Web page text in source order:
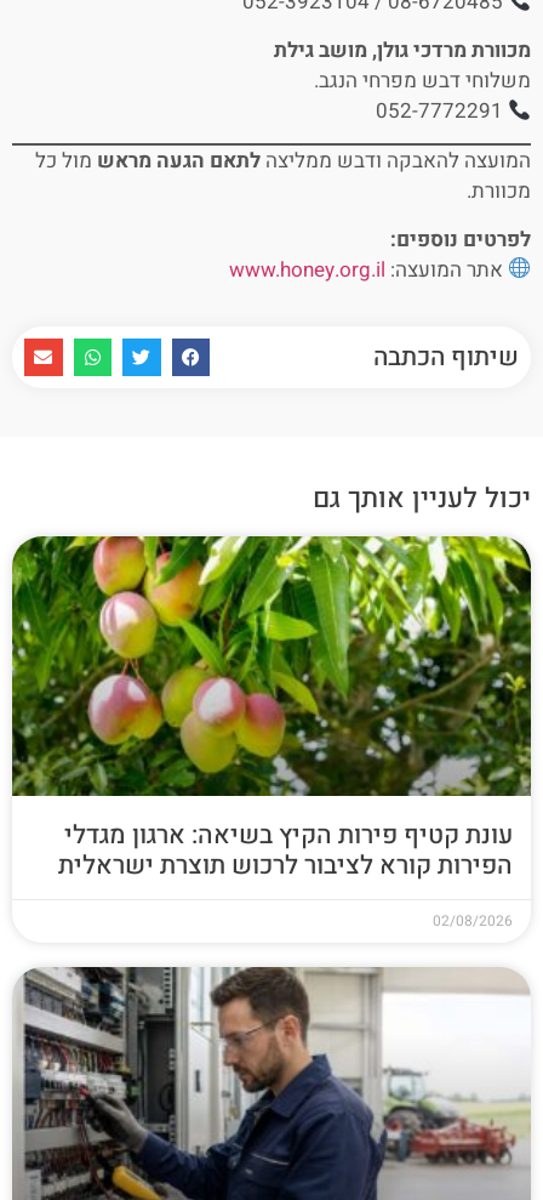
מכוורת מרדכי גולן, מושב גילת
משלוחי דבש מפרחי הנגב.
המועצה להאבקה ודבש ממליצה לתאם הגעה מראש מול כל
מכוורת.
לפרטים נוספים:
אתר המועצה: www.honey.org.il
שיתוף הכתבה
יכול לעניין אותך גם
עונת קטיף פירות הקיץ בשיאה: ארגון מגדלי
הפירות קורא לציבור לרכוש תוצרת ישראלית
02/08/2026